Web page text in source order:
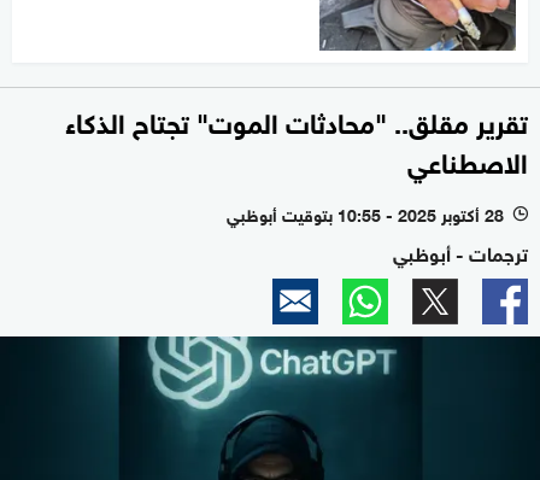
تقرير مقلق.. "محادثات الموت" تجتاح الذكاء
الاصطناعي
l 28 أكتوبر 2025 - 10:55 بتوقيت أبوظبي
ترجمات - أبوظبي